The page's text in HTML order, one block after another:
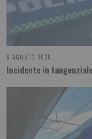
6 AGOSTO 2026
Incidente in